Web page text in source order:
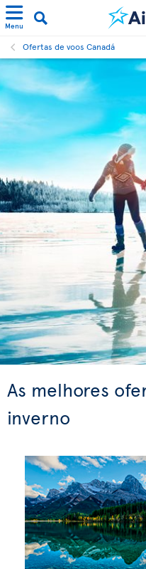
Menu
Ofertas de voos Canadá
As melhores
inverno